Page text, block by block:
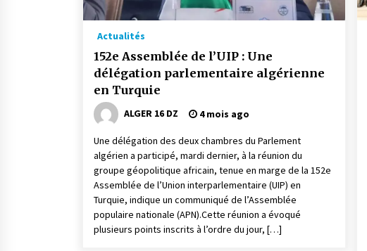
Actualités
152e Assemblée de l’UIP : Une
délégation parlementaire algérienne
en Turquie
ALGER 16 DZ 4 mois ago
Une délégation des deux chambres du Parlement
algérien a participé, mardi dernier, à la réunion du
groupe géopolitique africain, tenue en marge de la 152e
Assemblée de l’Union interparlementaire (UIP) en
Turquie, indique un communiqué de l’Assemblée
populaire nationale (APN).Cette réunion a évoqué
plusieurs points inscrits à l’ordre du jour, […]